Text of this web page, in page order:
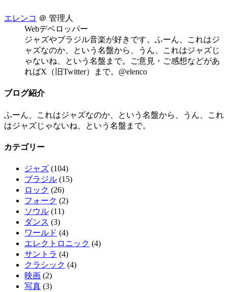
エレンコ ＠ 管理人
Webデベロッパー
ジャズやブラジル音楽が好きです。ふーん、これはジ
ャズなのか、という名盤から、うん、これはジャズじ
ゃないね、という名盤まで。ご意見・ご感想などがあ
ればX（旧Twitter）まで。@elenco
ブログ紹介
ふーん、これはジャズなのか、という名盤から、うん、これ
はジャズじゃないね、という名盤まで。
カテゴリー
ジャズ (104)
ブラジル (15)
ロック (26)
フォーク (2)
ソウル (11)
ダンス (3)
ワールド (4)
エレクトロニック (4)
サントラ (4)
クラシック (4)
映画 (2)
写真 (3)